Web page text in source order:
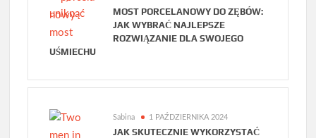
MOST PORCELANOWY DO ZĘBÓW:
JAK WYBRAĆ NAJLEPSZE
ROZWIĄZANIE DLA SWOJEGO
UŚMIECHU
Sabina 1 PAŹDZIERNIKA 2024
JAK SKUTECZNIE WYKORZYSTAĆ